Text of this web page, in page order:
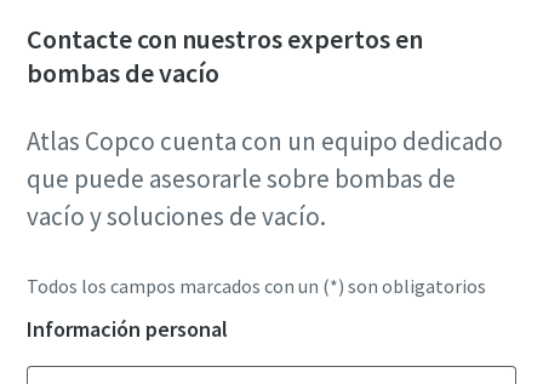
Contacte con nuestros expertos en
bombas de vacío
Atlas Copco cuenta con un equipo dedicado
que puede asesorarle sobre bombas de
vacío y soluciones de vacío.
Todos los campos marcados con un (*) son obligatorios
Información personal